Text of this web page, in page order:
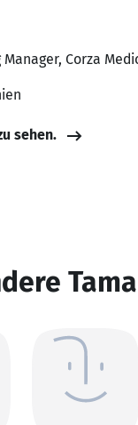
Corza
sehen.